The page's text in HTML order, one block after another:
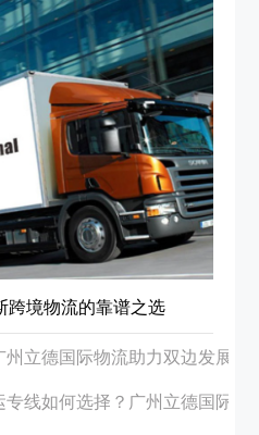
跨境物流的靠谱之选
立德国际物流助力双边发展
专线如何选择？广州立德国际物